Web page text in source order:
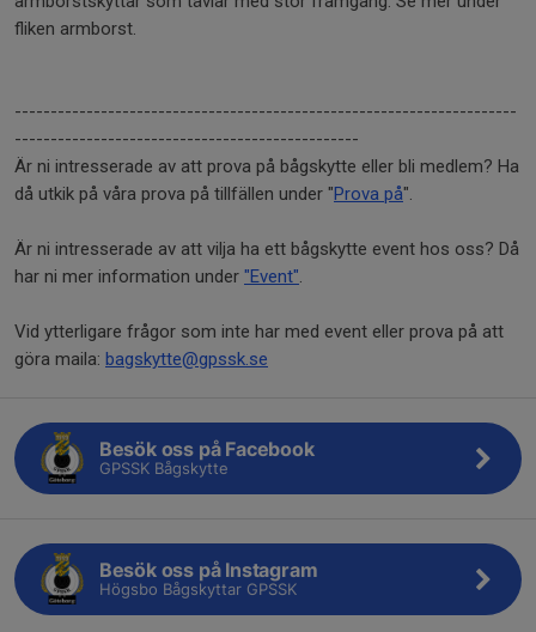
fliken armborst.
----------------------------------------------------------------------
------------------------------------------------
Är ni intresserade av att prova på bågskytte eller bli medlem? Ha
då utkik på våra prova på tillfällen under "Prova på".
Är ni intresserade av att vilja ha ett bågskytte event hos oss? Då
har ni mer information under "Event".
Vid ytterligare frågor som inte har med event eller prova på att
göra maila: bagskytte@gpssk.se
Besök oss på Facebook
GPSSK Bågskytte
Besök oss på Instagram
Högsbo Bågskyttar GPSSK